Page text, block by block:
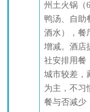
州 土火锅（
鸭汤、自助
酒水）
， 餐
增减。酒店
社安排用餐
城市较差，
为主，不习
餐与否减少